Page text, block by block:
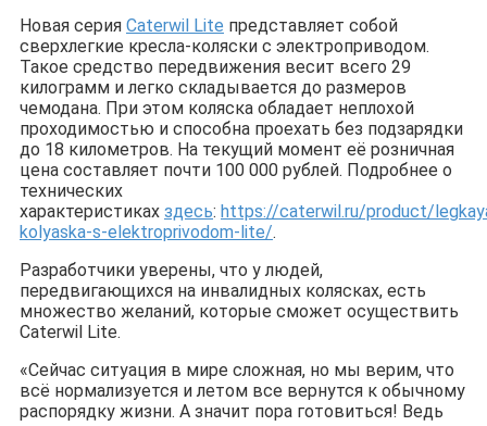
Новая серия Caterwil Lite представляет собой
сверхлегкие кресла-коляски с электроприводом.
Такое средство передвижения весит всего 29
килограмм и легко складывается до размеров
чемодана. При этом коляска обладает неплохой
проходимостью и способна проехать без подзарядки
до 18 километров. На текущий момент её розничная
цена составляет почти 100 000 рублей. Подробнее о
технических
характеристиках здесь: https://caterwil.ru/product/
kolyaska-s-elektroprivodom-lite/.
Разработчики уверены, что у людей,
передвигающихся на инвалидных колясках, есть
множество желаний, которые сможет осуществить
Caterwil Lite.
«Сейчас ситуация в мире сложная, но мы верим, что
всё нормализуется и летом все вернутся к обычному
распорядку жизни. А значит пора готовиться! Ведь